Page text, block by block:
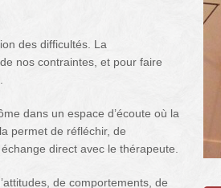
des difficultés. La
nos contraintes, et pour faire
dans un espace d’écoute où la
permet de réfléchir, de
direct avec le thérapeute.
de comportements, de